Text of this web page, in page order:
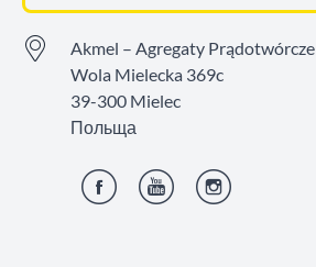
Akmel – Agregaty Prądotwórcze
Wola Mielecka 369c
39-300 Mielec
Польща